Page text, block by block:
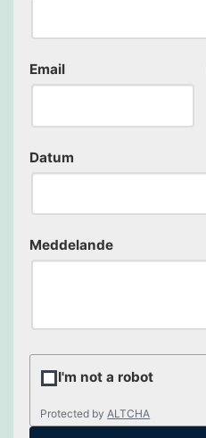
Email
Datum
Meddelande
I'm not a robot
Protected byALTCHA